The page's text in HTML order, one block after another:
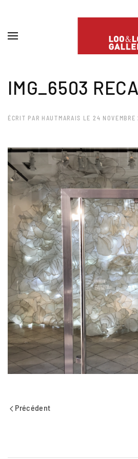
IMG_6503
ÉCRIT PAR HAUTMARAIS LE 24
Précédent